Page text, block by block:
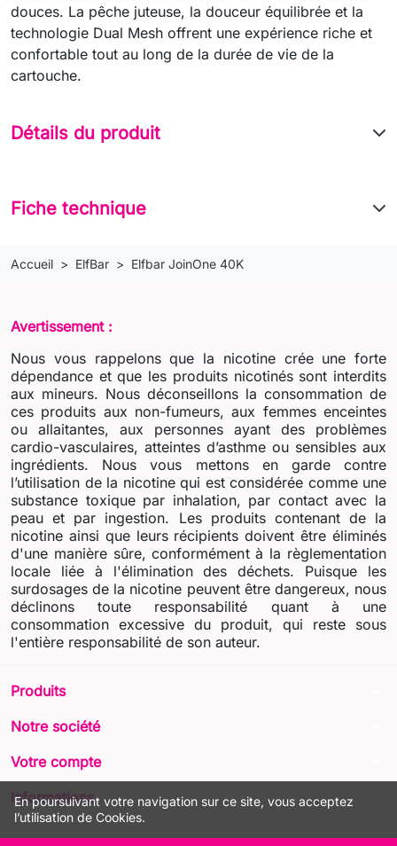
En poursuivant votre navigation sur ce site, vous acceptez
l’utilisation de Cookies.
douces. La pêche juteuse, la douceur équilibrée et la
technologie Dual Mesh offrent une expérience riche et
confortable tout au long de la durée de vie de la
cartouche.
Détails du produit
Fiche technique
Accueil ElfBar Elfbar JoinOne 40K
Avertissement :
Nous vous rappelons que la nicotine crée une forte
dépendance et que les produits nicotinés sont interdits
aux mineurs. Nous déconseillons la consommation de
ces produits aux non-fumeurs, aux femmes enceintes
ou allaitantes, aux personnes ayant des problèmes
cardio-vasculaires, atteintes d’asthme ou sensibles aux
ingrédients. Nous vous mettons en garde contre
l’utilisation de la nicotine qui est considérée comme une
substance toxique par inhalation, par contact avec la
peau et par ingestion. Les produits contenant de la
nicotine ainsi que leurs récipients doivent être éliminés
d'une manière sûre, conformément à la règlementation
locale liée à l'élimination des déchets. Puisque les
surdosages de la nicotine peuvent être dangereux, nous
déclinons toute responsabilité quant à une
consommation excessive du produit, qui reste sous
l'entière responsabilité de son auteur.
Produits
Notre société
Votre compte
Informations